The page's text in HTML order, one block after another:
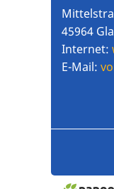
45964
Internet:
E-Mail: